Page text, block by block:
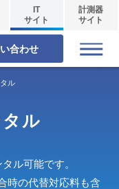
IT
サイト
計測器
サイト
合わせ
ル
ル
ル可能です。
時の代替対応料も含